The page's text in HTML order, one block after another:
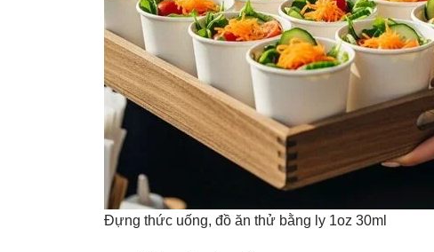
Đựng thức uống, đồ ăn thử bằng ly 1oz 30ml